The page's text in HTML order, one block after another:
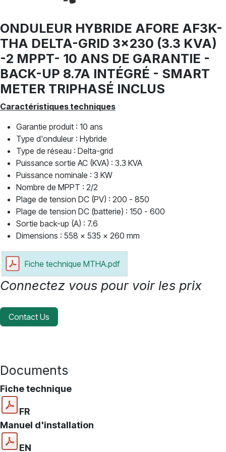
ONDULEUR HYBRIDE AFORE AF3K-
THA DELTA-GRID 3x230 (3.3 KVA)
-2 MPPT- 10 ANS DE GARANTIE -
BACK-UP 8.7A INTÉGRÉ - SMART
METER TRIPHASÉ INCLUS
Caractéristiques techniques
Garantie produit : 10 ans
Type d'onduleur : Hybride
Type de réseau : Delta-grid
Puissance sortie AC (KVA) : 3.3 KVA
Puissance nominale : 3 KW
Nombre de MPPT : 2/2
Plage de tension DC (PV) : 200 - 850
Plage de tension DC (batterie) : 150 - 600
Sortie back-up (A) : 7.6
Dimensions : 558 x 535 x 260 mm
Fiche technique MTHA.pdf
Connectez vous pour voir les prix
Contact Us
Documents
Fiche technique
FR
Manuel d'installation
EN